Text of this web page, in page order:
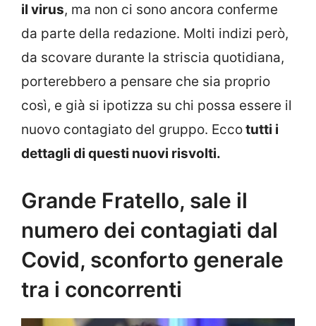
il virus, ma non ci sono ancora conferme
da parte della redazione. Molti indizi però,
da scovare durante la striscia quotidiana,
porterebbero a pensare che sia proprio
così, e già si ipotizza su chi possa essere il
nuovo contagiato del gruppo. Eccotutti i
dettagli di questi nuovi risvolti.
Grande Fratello, sale il
numero dei contagiati dal
Covid, sconforto generale
tra i concorrenti